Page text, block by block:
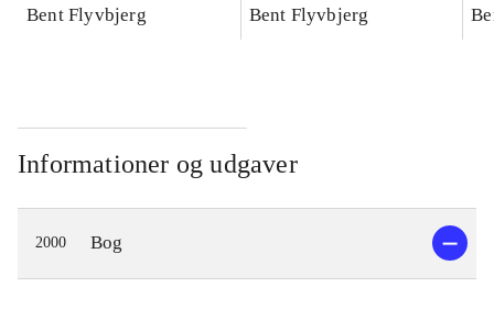
konkretes videnskab
Bent Flyvbjerg
konkretes videnskab
Bent Flyvbjerg
Informationer og udgaver
2000 Bog